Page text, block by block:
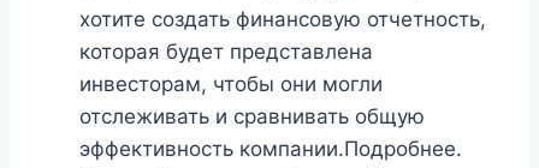
хотите создать финансовую отчетность,
которая будет представлена ​​
инвесторам, чтобы они могли
отслеживать и сравнивать общую
эффективность компании.Подробнее.